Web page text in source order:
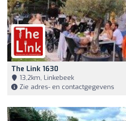
The Link 1630
13,2km, Linkebeek
Zie adres- en contactgegevens